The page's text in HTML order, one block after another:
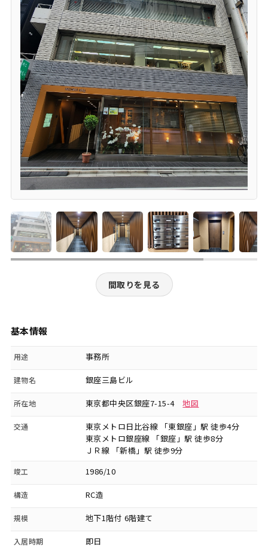
間取りを見る
基本情報
用途 事務所
建物名 銀座三島ビル
所在地 東京都中央区銀座7-15-4地図
交通
東京メトロ日比谷線 「東銀座」駅 徒歩4分
東京メトロ銀座線 「銀座」駅 徒歩8分
ＪＲ線 「新橋」駅 徒歩9分
竣工 1986/10
構造 RC造
規模 地下1階付 6階建て
入居時期 即日